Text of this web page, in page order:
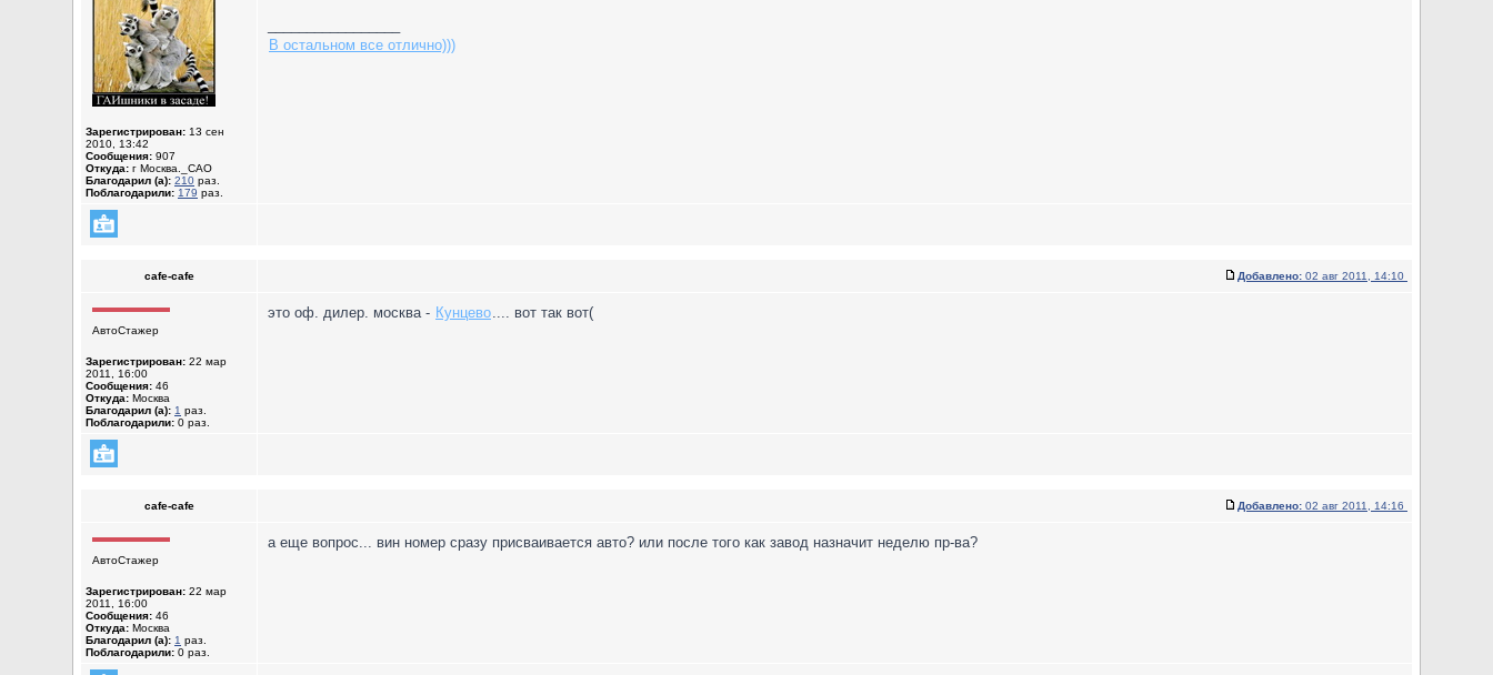
Зарегистрирован: 13 сен
2010, 13:42
Сообщения: 907
Откуда: г Москва._САО
Благодарил (а): 210 раз.
Поблагодарили: 179 раз.
В остальном все отлично)))
cafe-cafe Добавлено: 02 авг 2011, 14:10
АвтоСтажер
Зарегистрирован: 22 мар
2011, 16:00
Сообщения: 46
Откуда: Москва
Благодарил (а): 1 раз.
Поблагодарили: 0 раз.
это оф. дилер. москва - Кунцево.... вот так вот(
cafe-cafe Добавлено: 02 авг 2011, 14:16
АвтоСтажер
Зарегистрирован: 22 мар
2011, 16:00
Сообщения: 46
Откуда: Москва
Благодарил (а): 1 раз.
Поблагодарили: 0 раз.
а еще вопрос... вин номер сразу присваивается авто? или после того как завод назначит неделю пр-ва?